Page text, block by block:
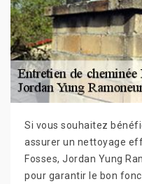
Si vous souhaitez
assurer un nettoyage
Fosses, Jordan Yung
pour garantir le bon